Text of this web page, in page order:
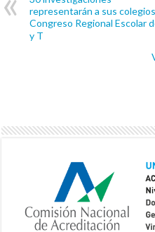
representarán a sus
Congreso Regional Escolar
y T